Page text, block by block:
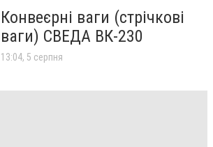
Конвеєрні ваги (стрічкові
ваги) СВЕДА ВК-230
13:04, 5 серпня